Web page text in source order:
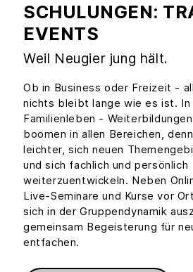
SCHULUNGEN:
EVENTS
Weil Neugier jung hält.
Ob in Business oder Freizeit -
nichts bleibt lange wie es ist.
Familienleben -
boomen in allen Bereichen,
leichter, sich neuen
und sich fachlich und persönlich
weiterzuentwickeln. Neben
Live-Seminare und Kurse vor
sich in der Gruppendynamik
gemeinsam Begeisterung für
entfachen.